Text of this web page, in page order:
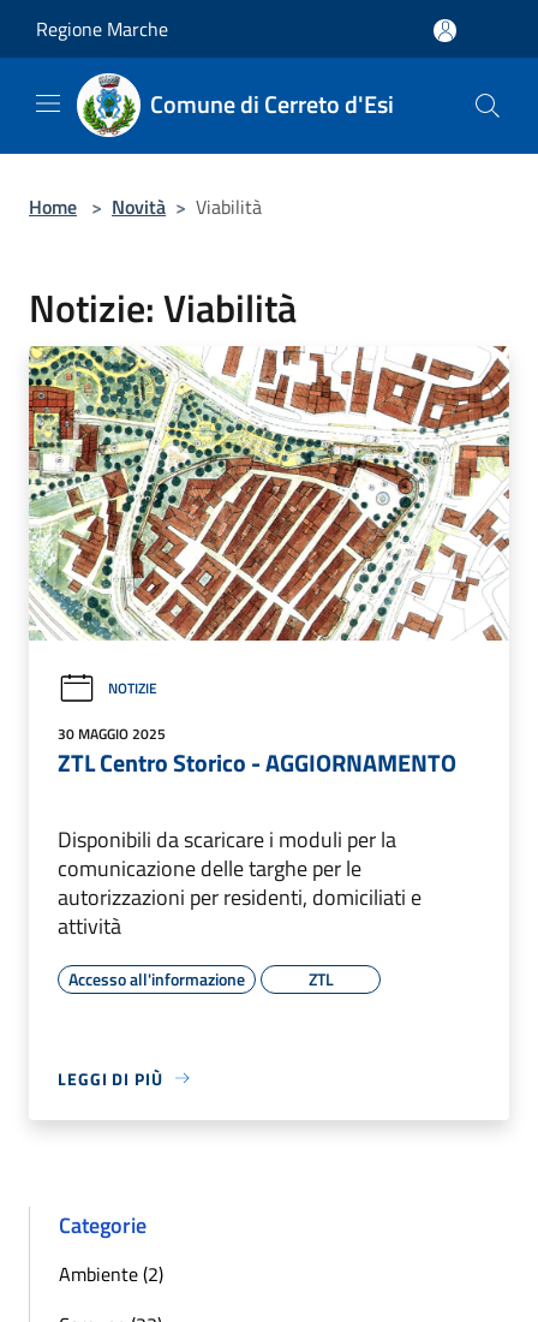
Regione Marche
Comune di Cerreto d'Esi
Home > Novità > Viabilità
Notizie: Viabilità
NOTIZIE
30 MAGGIO 2025
ZTL Centro Storico - AGGIORNAMENTO
Disponibili da scaricare i moduli per la
comunicazione delle targhe per le
autorizzazioni per residenti, domiciliati e
attività
Accesso all'informazione ZTL
LEGGI DI PIÙ
Categorie
Ambiente (2)